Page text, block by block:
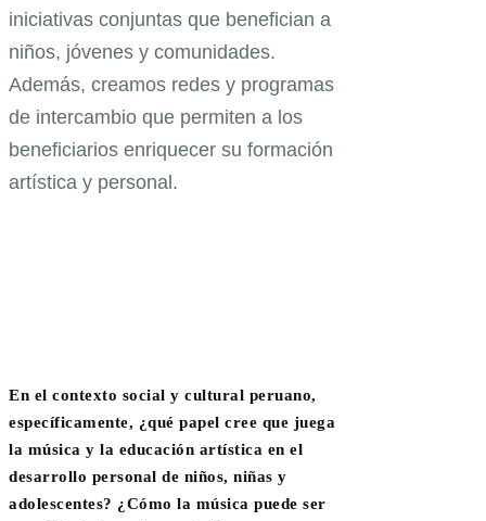
iniciativas conjuntas que benefician a
niños, jóvenes y comunidades.
Además, creamos redes y programas
de intercambio que permiten a los
beneficiarios enriquecer su formación
artística y personal.
En el contexto social y cultural peruano,
específicamente, ¿qué papel cree que juega
la música y la educación artística en el
desarrollo personal de niños, niñas y
adolescentes? ¿Cómo la música puede ser